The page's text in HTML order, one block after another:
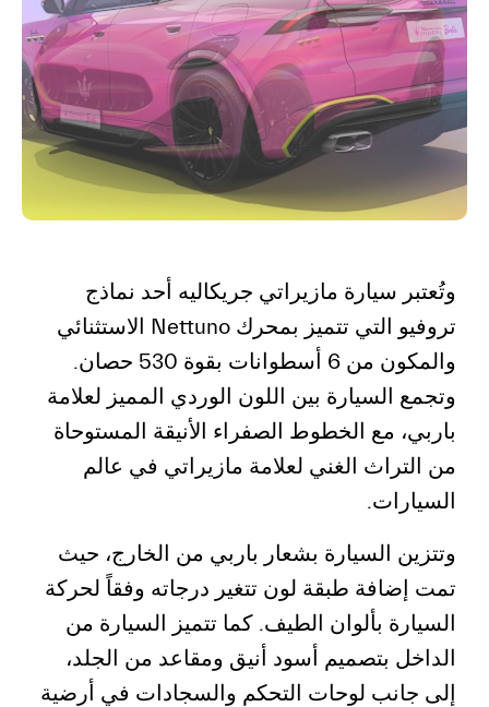
وتُعتبر سيارة مازيراتي جريكاليه أحد نماذج
تروفيو التي تتميز بمحرك Nettuno الاستثنائي
والمكون من 6 أسطوانات بقوة 530 حصان.
وتجمع السيارة بين اللون الوردي المميز لعلامة
باربي، مع الخطوط الصفراء الأنيقة المستوحاة
من التراث الغني لعلامة مازيراتي في عالم
السيارات.
وتتزين السيارة بشعار باربي من الخارج، حيث
تمت إضافة طبقة لون تتغير درجاته وفقاً لحركة
السيارة بألوان الطيف. كما تتميز السيارة من
الداخل بتصميم أسود أنيق ومقاعد من الجلد،
إلى جانب لوحات التحكم والسجادات في أرضية